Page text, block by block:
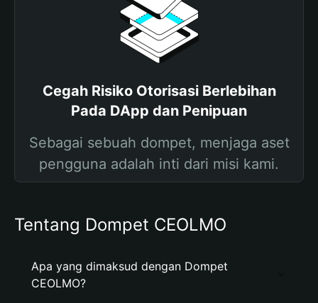
Cegah Risiko Otorisasi Berlebihan
Pada DApp dan Penipuan
Sebagai sebuah dompet, menjaga aset
pengguna adalah inti dari misi kami.
Tentang Dompet CEOLMO
Apa yang dimaksud dengan Dompet
CEOLMO?